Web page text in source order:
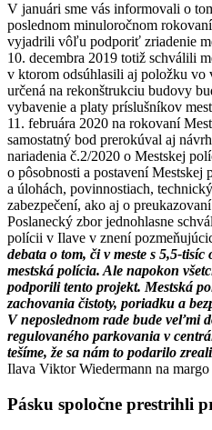
V januári sme vás informovali o
poslednom minuloročnom
vyjadrili vôľu podporiť zriadenie
10. decembra 2019 totiž schválili
v ktorom odsúhlasili aj položku vo
určená na rekonštrukciu budovy
vybavenie a platy príslušníkov
11. februára 2020 na rokovaní
samostatný bod prerokúval aj
nariadenia č.2/2020 o Mestskej
o pôsobnosti a postavení
a úlohách, povinnostiach,
zabezpečení, ako aj o
Poslanecký zbor jednohlasne
polícii v Ilave v znení
debata o tom, či v meste s 5,5-
mestská polícia. Ale napokon
podporili tento projekt. Mestská
zachovania čistoty, poriadku a
V neposlednom rade bude veľmi
regulovaného parkovania v
tešíme, že sa nám to podarilo
Ilava Viktor Wiedermann na
Pásku spoločne prestrihli